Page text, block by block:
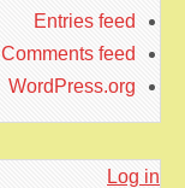
Entries feed
Comments feed
WordPress.org
Log in